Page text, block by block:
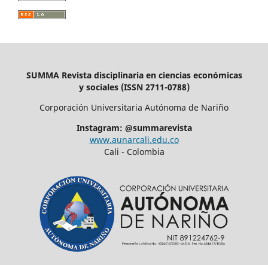
SUMMA Revista disciplinaria en ciencias económicas
y sociales (ISSN 2711-0788)
Corporación Universitaria Autónoma de Nariño
Instagram: @summarevista
www.aunarcali.edu.co
Cali - Colombia